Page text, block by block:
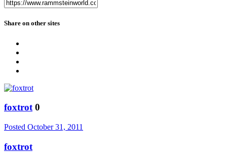
Share on other sites
foxtrot 0
Posted October 31, 2011
foxtrot